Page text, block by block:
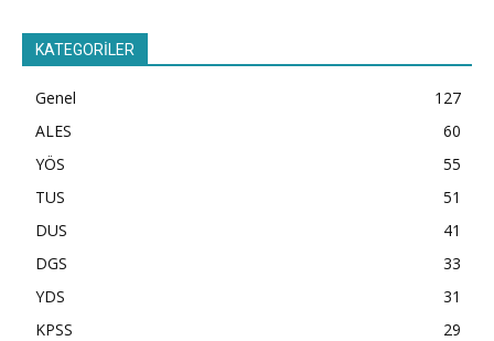
KATEGORİLER
Genel
127
ALES
60
YÖS
55
TUS
51
DUS
41
DGS
33
YDS
31
KPSS
29